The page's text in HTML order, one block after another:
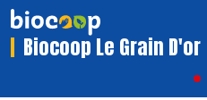
Biocoop Le Grain D'or